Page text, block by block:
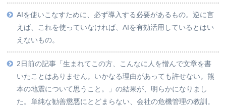
AIを使いこなすために、必ず導入する必要があるもの。逆に言
えば、これを使っていなければ、AIを有効活用しているとはい
えないもの。
2日前の記事「生まれてこの方、こんなに人を憎んで文章を書
いたことはありません。いかなる理由があっても許せない。熊
本の地震について思うこと。」の結果が、明らかになりまし
た。単純な勧善懲悪にとどまらない、会社の危機管理の教訓。